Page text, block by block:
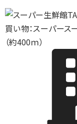
買い物：スーパース
（約400ｍ）